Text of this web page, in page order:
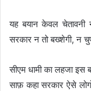
यह बयान केवल चेतावनी
सरकार न तो बख्शेगी, न
सीएम धामी का लहजा इस
साफ़ कहा सरकार ऐसे